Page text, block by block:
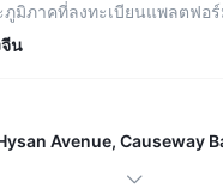
ภูมิภาคที่ลงทะเบียนแพลตฟอ
จีน
Avenue, Causeway